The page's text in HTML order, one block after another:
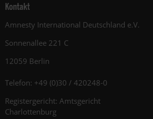
Kontakt
Amnesty International Deutschland e.V.
Sonnenallee 221 C
12059 Berlin
Telefon: +49 (0)30 / 420248-0
Registergericht: Amtsgericht
Charlottenburg